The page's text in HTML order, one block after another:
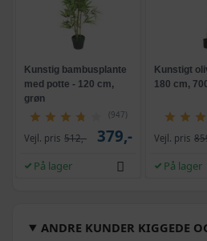
Kunstig bambusplante
med potte - 120 cm,
grøn
(947)
Vejl. pris 512,- 379,-
På lager
Kunstigt
180 cm,
Vejl. pris
På lager
ANDRE KUNDER KIGGEDE